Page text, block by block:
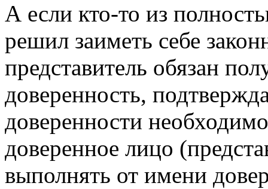
А если кто-то из
решил заиметь себе
представитель обязан
доверенность,
доверенности
доверенное лицо
выполнять от имени